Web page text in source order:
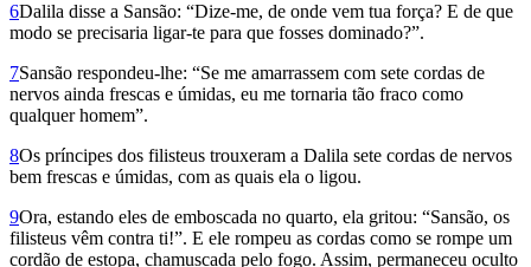
6Dalila disse a Sansão: “Dize-me, de onde vem tua força? E de que
modo se precisaria ligar-te para que fosses dominado?”.
7Sansão respondeu-lhe: “Se me amarrassem com sete cordas de
nervos ainda frescas e úmidas, eu me tornaria tão fraco como
qualquer homem”.
8Os príncipes dos filisteus trouxeram a Dalila sete cordas de nervos
bem frescas e úmidas, com as quais ela o ligou.
9Ora, estando eles de emboscada no quarto, ela gritou: “Sansão, os
filisteus vêm contra ti!”. E ele rompeu as cordas como se rompe um
cordão de estopa, chamuscada pelo fogo. Assim, permaneceu oculto